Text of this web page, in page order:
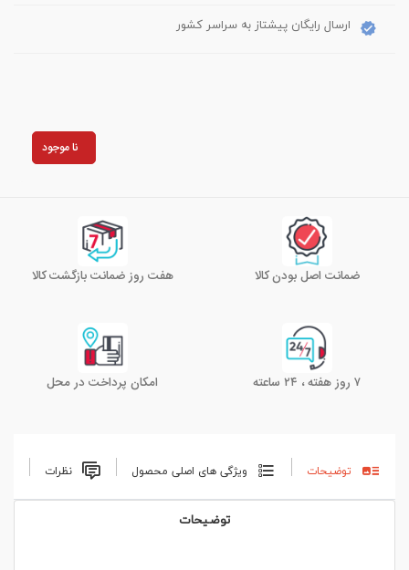
ارسال رایگان پیشتاز به سراسر کشور
نا موجود
ضمانت اصل بودن کالا هفت روز ضمانت بازگشت کالا
۷ روز هفته ، ۲۴ ساعته امکان پرداخت در محل
توضیحات ویژگی های اصلی محصول نظرات
توضیحات